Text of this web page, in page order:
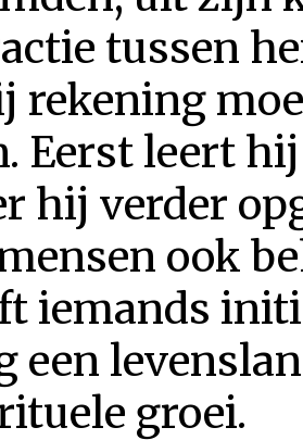
tussen
rekening
Eerst leert
hij verder
ook
iemands
een
groei.